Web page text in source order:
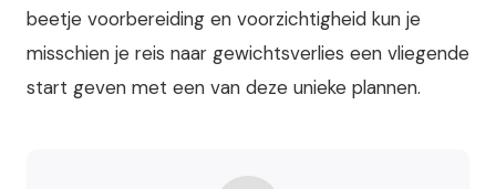
beetje voorbereiding en voorzichtigheid kun je
misschien je reis naar gewichtsverlies een vliegende
start geven met een van deze unieke plannen.